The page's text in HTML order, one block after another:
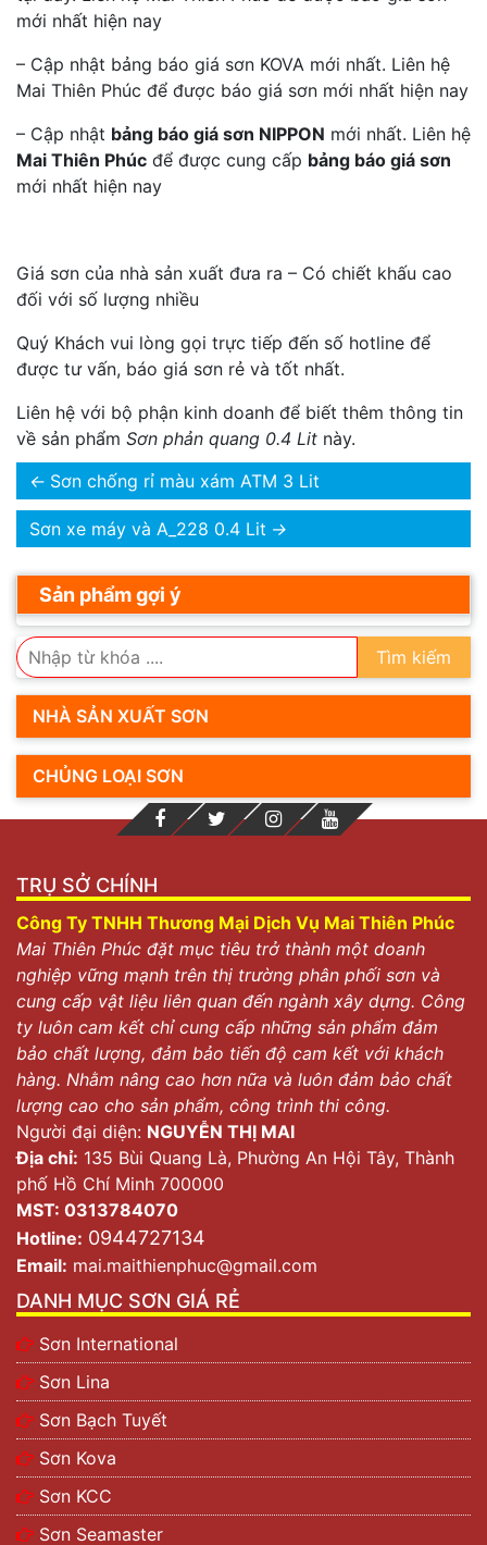
mới nhất hiện nay
– Cập nhật bảng báo giá sơn KOVA mới nhất. Liên hệ
Mai Thiên Phúc để được báo giá sơn mới nhất hiện nay
– Cập nhật bảng báo giá sơn NIPPON mới nhất. Liên hệ
Mai Thiên Phúc để được cung cấp bảng báo giá sơn
mới nhất hiện nay
Giá sơn của nhà sản xuất đưa ra – Có chiết khấu cao
đối với số lượng nhiều
Quý Khách vui lòng gọi trực tiếp đến số hotline để
được tư vấn, báo giá sơn rẻ và tốt nhất.
Liên hệ với bộ phận kinh doanh để biết thêm thông tin
về sản phẩm Sơn phản quang 0.4 Lit này.
← Sơn chống rỉ màu xám ATM 3 Lit
Sơn xe máy và A_228 0.4 Lit →
Sản phẩm gợi ý
Tìm kiếm
NHÀ SẢN XUẤT SƠN
CHỦNG LOẠI SƠN
TRỤ SỞ CHÍNH
Công Ty TNHH Thương Mại Dịch Vụ Mai Thiên Phúc
Mai Thiên Phúc đặt mục tiêu trở thành một doanh
nghiệp vững mạnh trên thị trường phân phối sơn và
cung cấp vật liệu liên quan đến ngành xây dựng. Công
ty luôn cam kết chỉ cung cấp những sản phẩm đảm
bảo chất lượng, đảm bảo tiến độ cam kết với khách
hàng. Nhằm nâng cao hơn nữa và luôn đảm bảo chất
lượng cao cho sản phẩm, công trình thi công.
Người đại diện: NGUYỄN THỊ MAI
Địa chỉ: 135 Bùi Quang Là, Phường An Hội Tây, Thành
phố Hồ Chí Minh 700000
MST: 0313784070
Hotline: 0944727134
Email: mai.maithienphuc@gmail.com
DANH MỤC SƠN GIÁ RẺ
Sơn International
Sơn Lina
Sơn Bạch Tuyết
Sơn Kova
Sơn KCC
Sơn Seamaster